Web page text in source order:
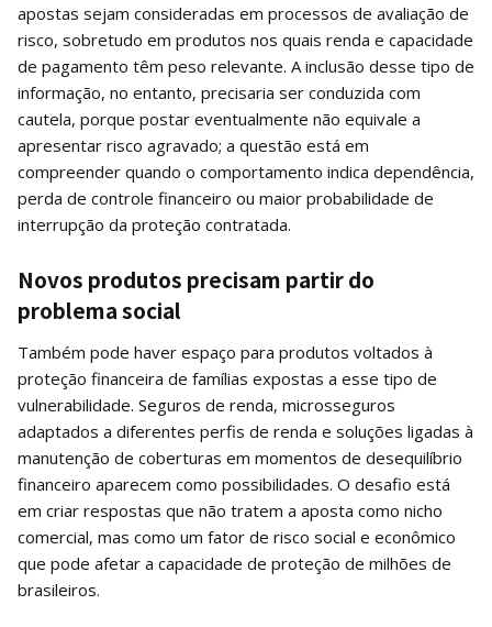
apostas sejam consideradas em processos de avaliação de
risco, sobretudo em produtos nos quais renda e capacidade
de pagamento têm peso relevante. A inclusão desse tipo de
informação, no entanto, precisaria ser conduzida com
cautela, porque postar eventualmente não equivale a
apresentar risco agravado; a questão está em
compreender quando o comportamento indica dependência,
perda de controle financeiro ou maior probabilidade de
interrupção da proteção contratada.
Novos produtos precisam partir do
problema social
Também pode haver espaço para produtos voltados à
proteção financeira de famílias expostas a esse tipo de
vulnerabilidade. Seguros de renda, microsseguros
adaptados a diferentes perfis de renda e soluções ligadas à
manutenção de coberturas em momentos de desequilíbrio
financeiro aparecem como possibilidades. O desafio está
em criar respostas que não tratem a aposta como nicho
comercial, mas como um fator de risco social e econômico
que pode afetar a capacidade de proteção de milhões de
brasileiros.